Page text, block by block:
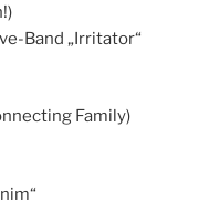
Band „Irritator“
Family)